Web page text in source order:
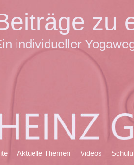
zu
individueller
Menü
Aktuelle Themen Videos